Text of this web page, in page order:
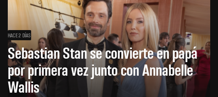
HACE 2 DÍAS
Sebastian Stan se convierte en papá
por primera vez junto con Annabelle
Wallis